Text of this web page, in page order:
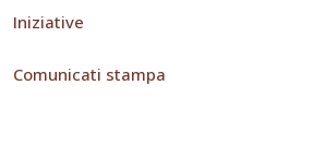
Iniziative
Comunicati stampa